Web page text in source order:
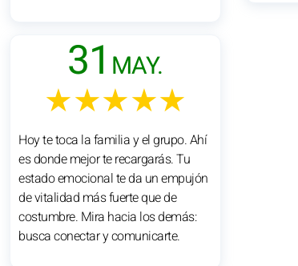
31 MAY.
★★★★★
Hoy te toca la familia y el grupo. Ahí
es donde mejor te recargarás. Tu
estado emocional te da un empujón
de vitalidad más fuerte que de
costumbre. Mira hacia los demás:
busca conectar y comunicarte.